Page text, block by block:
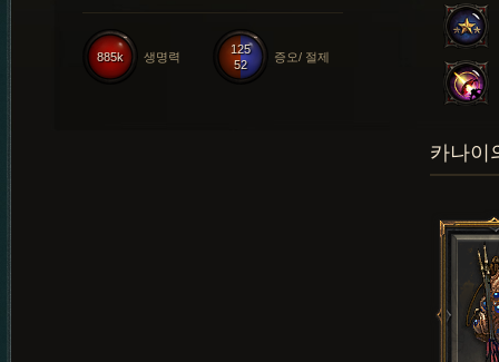
125
52
증오/ 절제
885k 생명력
카나이